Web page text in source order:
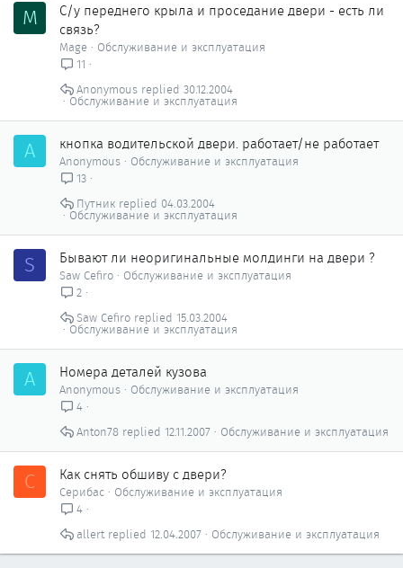
M
С/у переднего крыла и проседание двери - есть ли
связь?
Mage
Обслуживание и эксплуатация
11
Обслуживание и эксплуатация
30.12.2004
Anonymous
A кнопка водительской двери. работает/не работает
Anonymous
Обслуживание и эксплуатация
13
Обслуживание и эксплуатация
04.03.2004
Путник
S Бывают ли неоригинальные молдинги на двери ?
Saw Cefiro
Обслуживание и эксплуатация
2
Обслуживание и эксплуатация
15.03.2004
Saw Cefiro
A Номера деталей кузова
Anonymous
Обслуживание и эксплуатация
4
Обслуживание и эксплуатация
12.11.2007
Anton78
С Как снять обшиву с двери?
Серибас
Обслуживание и эксплуатация
4
Обслуживание и эксплуатация
12.04.2007
allert